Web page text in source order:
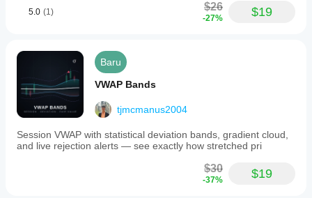
5.0 (1) $26
-27% $19
Baru
VWAP Bands
tjmcmanus2004
Session VWAP with statistical deviation bands, gradient cloud,
and live rejection alerts — see exactly how stretched pri
$30
-37% $19